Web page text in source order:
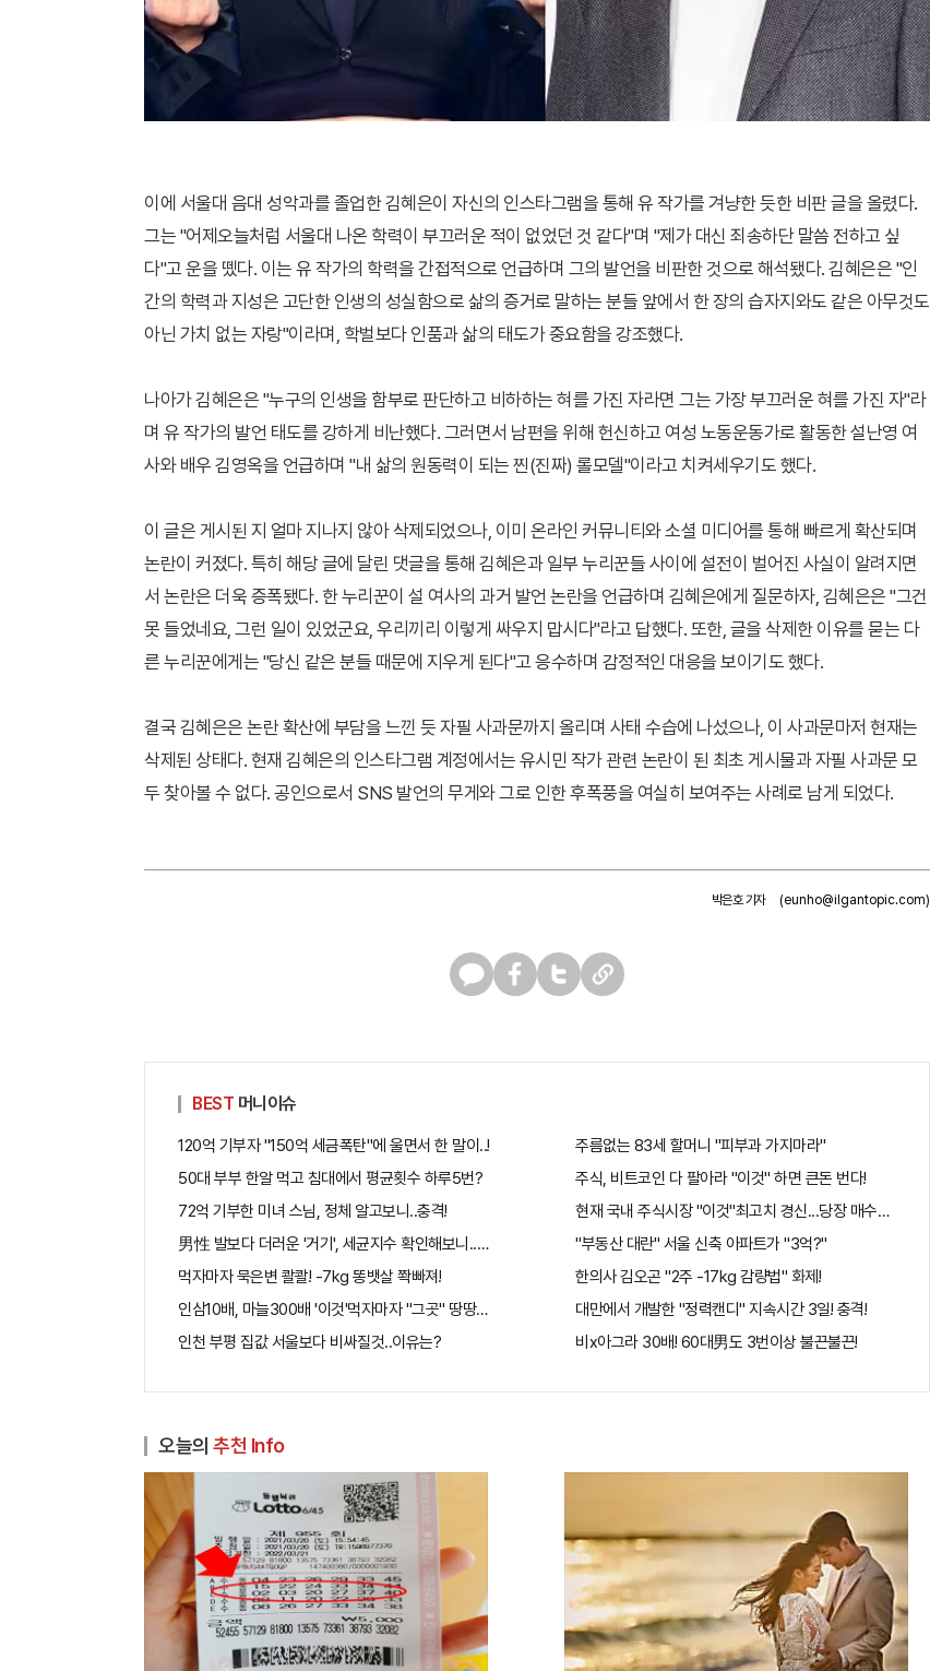
이에 서울대 음대 성악과를 졸업한 김혜은이 자신의 인스타그램을 통해 유 작가를 겨냥한 듯한 비판 글을 올렸다.
그는 "어제오늘처럼 서울대 나온 학력이 부끄러운 적이 없었던 것 같다"며 "제가 대신 죄송하단 말씀 전하고 싶
다"고 운을 뗐다. 이는 유 작가의 학력을 간접적으로 언급하며 그의 발언을 비판한 것으로 해석됐다. 김혜은은 "인
간의 학력과 지성은 고단한 인생의 성실함으로 삶의 증거로 말하는 분들 앞에서 한 장의 습자지와도 같은 아무것도
아닌 가치 없는 자랑"이라며, 학벌보다 인품과 삶의 태도가 중요함을 강조했다.
나아가 김혜은은 "누구의 인생을 함부로 판단하고 비하하는 혀를 가진 자라면 그는 가장 부끄러운 혀를 가진 자"라
며 유 작가의 발언 태도를 강하게 비난했다. 그러면서 남편을 위해 헌신하고 여성 노동운동가로 활동한 설난영 여
사와 배우 김영옥을 언급하며 "내 삶의 원동력이 되는 찐(진짜) 롤모델"이라고 치켜세우기도 했다.
이 글은 게시된 지 얼마 지나지 않아 삭제되었으나, 이미 온라인 커뮤니티와 소셜 미디어를 통해 빠르게 확산되며
논란이 커졌다. 특히 해당 글에 달린 댓글을 통해 김혜은과 일부 누리꾼들 사이에 설전이 벌어진 사실이 알려지면
서 논란은 더욱 증폭됐다. 한 누리꾼이 설 여사의 과거 발언 논란을 언급하며 김혜은에게 질문하자, 김혜은은 "그건
못 들었네요, 그런 일이 있었군요, 우리끼리 이렇게 싸우지 맙시다"라고 답했다. 또한, 글을 삭제한 이유를 묻는 다
른 누리꾼에게는 "당신 같은 분들 때문에 지우게 된다"고 응수하며 감정적인 대응을 보이기도 했다.
결국 김혜은은 논란 확산에 부담을 느낀 듯 자필 사과문까지 올리며 사태 수습에 나섰으나, 이 사과문마저 현재는
삭제된 상태다. 현재 김혜은의 인스타그램 계정에서는 유시민 작가 관련 논란이 된 최초 게시물과 자필 사과문 모
두 찾아볼 수 없다. 공인으로서 SNS 발언의 무게와 그로 인한 후폭풍을 여실히 보여주는 사례로 남게 되었다.
박은호 기자 (eunho@ilgantopic.com)
BEST 머니이슈
120억 기부자 "150억 세금폭탄"에 울면서 한 말이..!
50대 부부 한알 먹고 침대에서 평균횟수 하루5번?
72억 기부한 미녀 스님, 정체 알고보니..충격!
男性 발보다 더러운 '거기', 세균지수 확인해보니..충격!
먹자마자 묵은변 콸콸! -7kg 똥뱃살 쫙빠져!
인삼10배, 마늘300배 '이것'먹자마자 "그곳" 땅땅해져..헉!
인천 부평 집값 서울보다 비싸질것..이유는?
주름없는 83세 할머니 "피부과 가지마라"
주식, 비트코인 다 팔아라 "이것" 하면 큰돈 번다!
현재 국내 주식시장 "이것"최고치 경신...당장 매수해라!!
"부동산 대란" 서울 신축 아파트가 "3억?"
한의사 김오곤 "2주 -17kg 감량법" 화제!
대만에서 개발한 "정력캔디" 지속시간 3일! 충격!
비x아그라 30배! 60대男도 3번이상 불끈불끈!
오늘의 추천 Info